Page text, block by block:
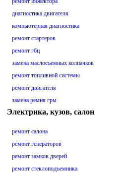
диагностика двигателя
компьютерная диагностика
ремонт стартеров
ремонт гбц
замена маслосъемных колпачков
ремонт топливной системы
ремонт двигателя
замена ремня грм
Электрика, кузов, салон
ремонт салона
ремонт генераторов
ремонт замков дверей
ремонт стеклоподъемника